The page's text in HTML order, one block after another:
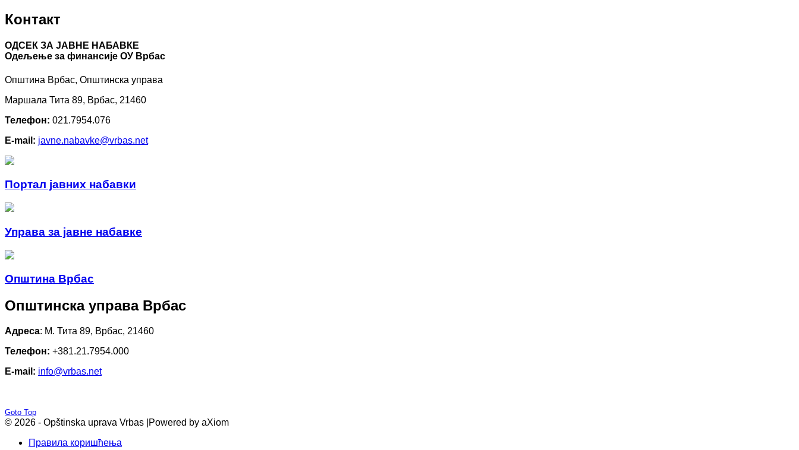
Контакт
ОДСЕК ЗА ЈАВНЕ НАБАВКЕ
Oдељење за финансије ОУ Врбас
Општина Врбас, Општинска управа
Маршала Тита 89, Врбас, 21460
Телефон: 021.7954.076
E-mail: javne.nabavke@vrbas.net
Портал јавних набавки
Управа за јавне набавке
Општина Врбас
Општинска управа Врбас
Адреса: М. Тита 89, Врбас, 21460
Телефон: +381.21.7954.000
E-mail: info@vrbas.net
Goto Top
© 2026 - Opštinska uprava Vrbas | Powered by aXiom
Правила коришћења